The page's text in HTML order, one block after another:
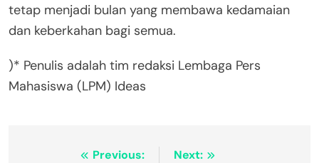
tetap menjadi bulan yang membawa kedamaian
dan keberkahan bagi semua.
)* Penulis adalah tim redaksi Lembaga Pers
Mahasiswa (LPM) Ideas
Previous:
Next: